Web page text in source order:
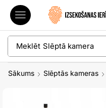
Meklēt Slēptā kamera
Sākums Slēptās kameras